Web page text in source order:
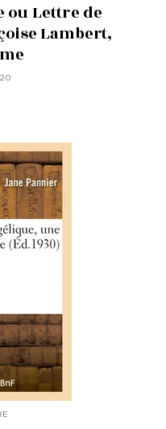
Lettre de
Lambert,